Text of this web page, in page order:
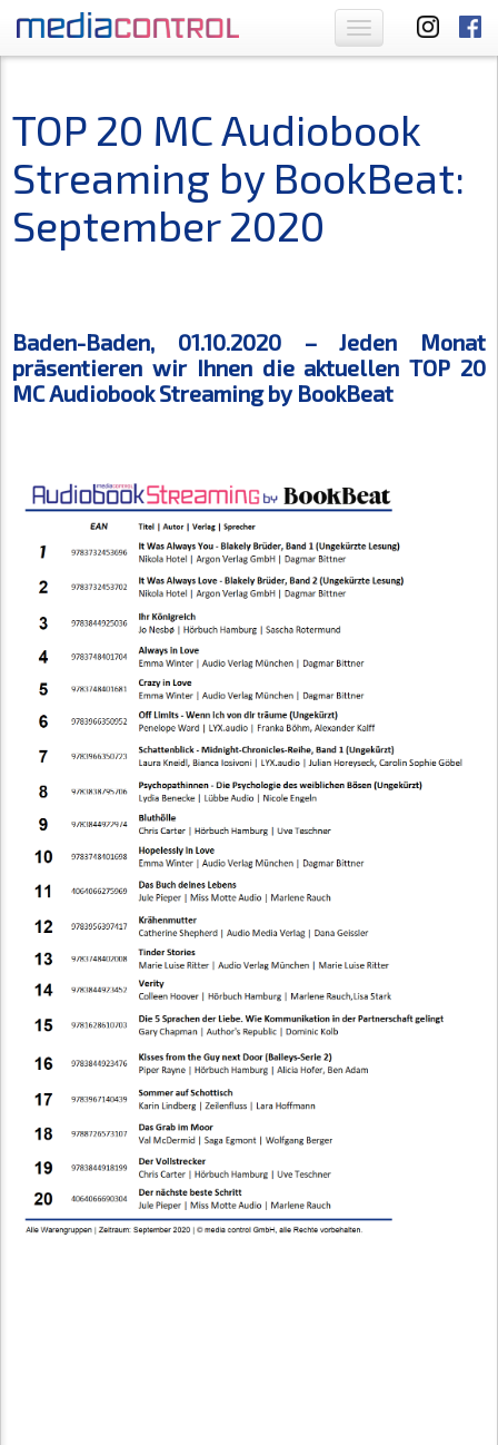
Toggle
navigation
TOP 20 MC Audiobook
Streaming by BookBeat:
September 2020
Baden-Baden, 01.10.2020 – Jeden Monat
präsentieren wir Ihnen die aktuellen TOP 20
MC Audiobook Streaming by BookBeat